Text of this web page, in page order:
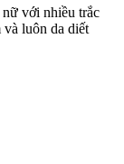
với nhiều trắc
và luôn da diết